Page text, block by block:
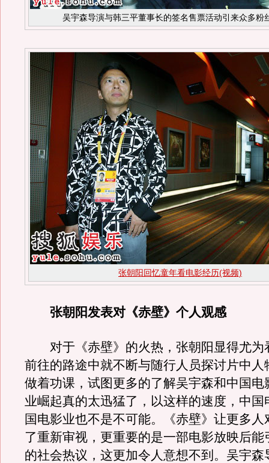
吴宇森导演与韩三平董事长的签名售票活动引来众多粉
张朝阳回忆童年看电影经历(视频)
张朝阳发表对《赤壁》个人观感
对于《赤壁》的火热，张朝阳显得尤为
前往的路途中就不断与随行人员探讨片中人
做着功课，试图更多的了解吴宇森和中国电
业崛起真的太迅猛了，以这样的速度，中国
国电影业也不是不可能。《赤壁》让更多人
了重新审视，更重要的是一部电影放映后能
的社会热议，这更加令人意想不到。吴宇森